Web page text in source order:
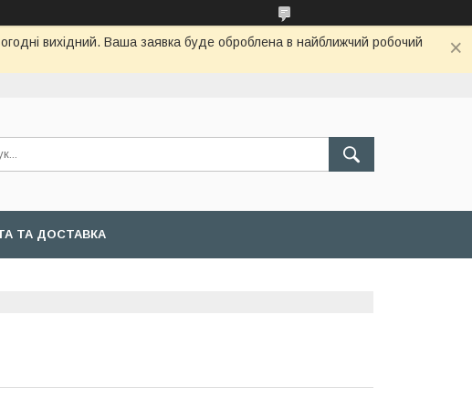
вихідний. Ваша заявка буде оброблена в найближчий робочий
ТА ДОСТАВКА